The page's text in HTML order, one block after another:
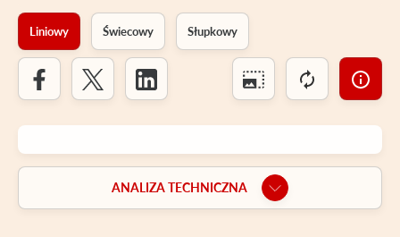
Liniowy Świecowy Słupkowy
ANALIZA TECHNICZNA